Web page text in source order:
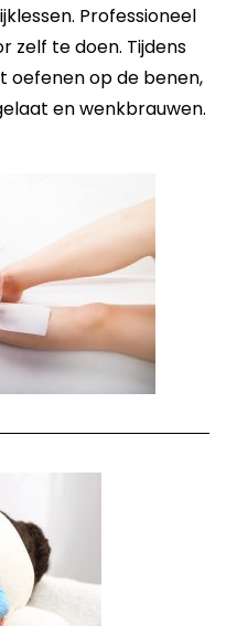
Professioneel
zelf te doen. Tijdens
oefenen op de benen,
en wenkbrauwen.